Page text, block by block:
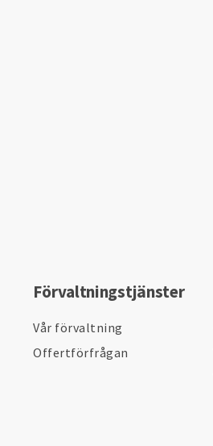
Förvaltningstjänster
Vår förvaltning
Offertförfrågan